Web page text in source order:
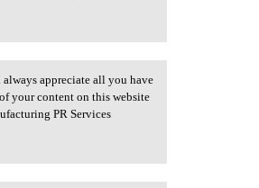
appreciate all you have
your content on this website
PR Services